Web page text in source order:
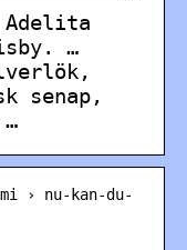
Adelita
…
senap,
› nu-kan-du-